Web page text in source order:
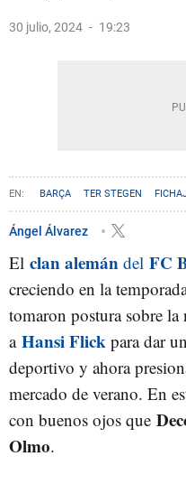
30 julio, 2024 19:23
BARÇA TER STEGEN
ILKAY GÜNDOGAN HANSI FLICK
Ángel Álvarez
El clan alemán del FC
creciendo en la
tomaron postura sobre
a Hansi Flick para dar
deportivo y ahora
mercado de verano. En
con buenos ojos que
Olmo.